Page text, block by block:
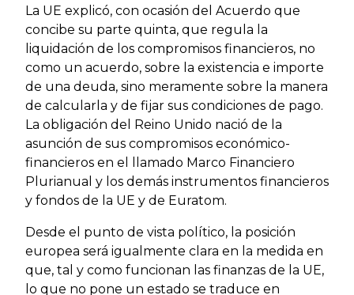
La UE explicó, con ocasión del Acuerdo que
concibe su parte quinta, que regula la
liquidación de los compromisos financieros, no
como un acuerdo, sobre la existencia e importe
de una deuda, sino meramente sobre la manera
de calcularla y de fijar sus condiciones de pago.
La obligación del Reino Unido nació de la
asunción de sus compromisos económico-
financieros en el llamado Marco Financiero
Plurianual y los demás instrumentos financieros
y fondos de la UE y de Euratom.
Desde el punto de vista político, la posición
europea será igualmente clara en la medida en
que, tal y como funcionan las finanzas de la UE,
lo que no pone un estado se traduce en